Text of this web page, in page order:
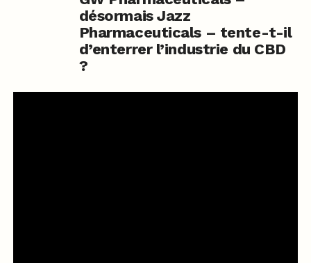
désormais Jazz
Pharmaceuticals – tente-t-il
d’enterrer l’industrie du CBD
?